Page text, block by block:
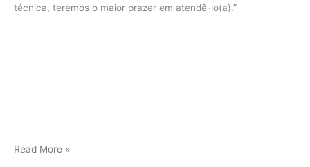
técnica, teremos o maior prazer em atendê-lo(a).”
Viking
Read More »